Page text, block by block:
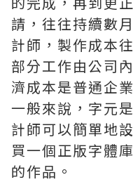
請，往往持續數
計師，製作成本
部分工作由公司
濟成本是普通企
一般來說，字元
計師可以簡單地
買一個正版字體
的作品。